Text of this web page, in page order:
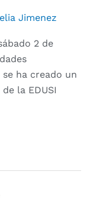
Jimenez
2 de
ha creado un
la EDUSI